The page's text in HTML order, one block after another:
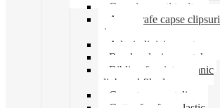
Cosuri suporti tavite
Ace agrafe capse clipsuri
pioneze
Adeziv lipici corectoare
Banda adeziva-scotch
Biblioraft caiet mecanic
clipboard file dosare
Capsatoare metalice